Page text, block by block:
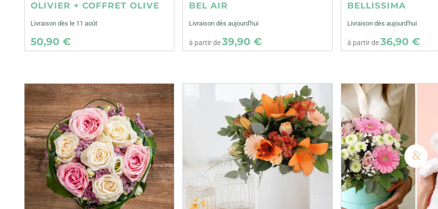
OLIVIER + COFFRET OLIVE
Livraison dès le 11 août
50,90 €
BEL AIR
Livraison dès aujourd'hui
à partir de39,90 €
BELLISSIMA
Livraison dès aujourd'hui
à partir de36,90 €